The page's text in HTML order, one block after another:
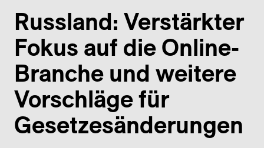
Russland: Verstärkter
Fokus auf die Online-
Branche und weitere
Vorschläge für
Gesetzesänderungen